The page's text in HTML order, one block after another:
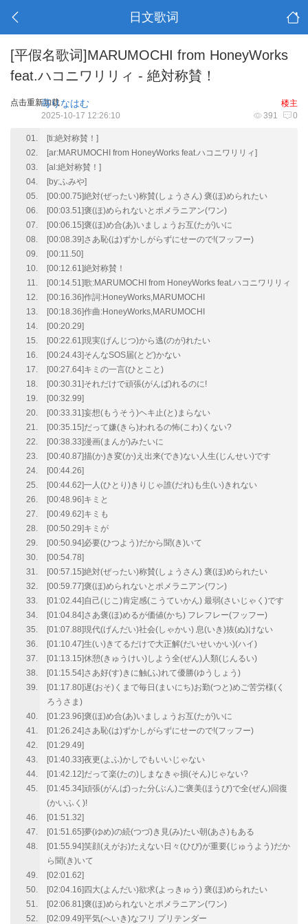
日文歌词
[平假名歌词]MARUMOCHI from HoneyWorks
feat.ハコニワリリィ - 絶対称賛！
点击重新加载 楼主
苺りなはむ
391 0
2025-10-17 12:26:10
[ti:絶対称賛！]
[ar:MARUMOCHI from HoneyWorks feat.ハコニワリリィ]
[al:絶対称賛！]
[by:ふみや]
[00:00.75]絶対(ぜったい)称賛(しょうさん) 褒(ほ)められたい
[00:03.51]褒(ほ)められないとポメラニアン(ワン)
[00:06.15]褒(ほ)め合(あ)いましょうお互(たが)いに
[00:08.39]さあ恥(は)ずかしがらずにせーので!(フッフー)
[00:11.50]
[00:12.61]絶対称賛！
[00:14.51]歌:MARUMOCHI from HoneyWorks feat.ハコニワリリィ
[00:16.36]作詞:HoneyWorks,MARUMOCHI
[00:18.36]作曲:HoneyWorks,MARUMOCHI
[00:20.29]
[00:22.61]現実(げんじつ)から逃(のが)れたい
[00:24.43]そんなSOS届(とど)かない
[00:27.64]キミの一言(ひとこと)
[00:30.31]それだけで頑張(がんば)れるのに!
[00:32.99]
[00:33.31]妄想(もうそう)ヘキ止(と)まらない
[00:35.15]だって嫌(きら)われるの怖(こわ)くない?
[00:38.33]漫画(まんが)みたいに
[00:40.87]描(か)き変(か)え出来(でき)ない人生(じんせい)です
[00:44.26]
[00:44.62]一人(ひとり)きりじゃ誰(だれ)も生(い)きれない
[00:48.96]キミと
[00:49.62]キミも
[00:50.29]キミが
[00:50.94]必要(ひつよう)だから聞(き)いて
[00:54.78]
[00:57.15]絶対(ぜったい)称賛(しょうさん) 褒(ほ)められたい
[00:59.77]褒(ほ)められないとポメラニアン(ワン)
[01:02.44]自己(じこ)肯定感(こうていかん) 最弱(さいじゃく)です
[01:04.84]さあ褒(ほ)めるが価値(かち) フレフレー(フッフー)
[01:07.88]現代(げんだい)社会(しゃかい) 息(いき)抜(ぬ)けない
[01:10.47]生(い)きてるだけで大正解(だいせいかい)(ハイ)
[01:13.15]休憩(きゅうけい)しよう全(ぜん)人類(じんるい)
[01:15.54]さあ好(す)きに触(ふ)れて優勝(ゆうしょう)
[01:17.80]遅(おそ)くまで毎日(まいにち)お勤(つと)めご苦労様(く
ろうさま)
[01:23.96]褒(ほ)め合(あ)いましょうお互(たが)いに
[01:26.24]さあ恥(は)ずかしがらずにせーので!(フッフー)
[01:29.49]
[01:40.33]夜更(よふ)かしでもいいじゃない
[01:42.12]だって楽(たの)しまなきゃ損(そん)じゃない?
[01:45.34]頑張(がんば)った分(ぶん)ご褒美(ほうび)で全(ぜん)回復
(かいふく)!
[01:51.32]
[01:51.65]夢(ゆめ)の続(つづ)き見(み)たい朝(あさ)もある
[01:55.94]笑顔(えがお)たえない日々(ひび)が重要(じゅうよう)だか
ら聞(き)いて
[02:01.62]
[02:04.16]四大(よんだい)欲求(よっきゅう) 褒(ほ)められたい
[02:06.81]褒(ほ)められないとポメラニアン(ワン)
[02:09.49]平気(へいき)なフリ プリテンダー